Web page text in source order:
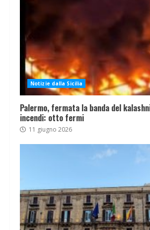
Notizie dalla Sicilia
Palermo, fermata la banda del
incendi: otto fermi
11 giugno 2026